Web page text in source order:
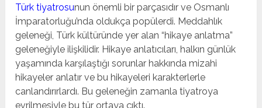
Türk tiyatrosunun önemli bir parçasıdır ve Osmanlı
İmparatorluğu’nda oldukça popülerdi. Meddahlık
geleneği, Türk kültüründe yer alan “hikaye anlatma”
geleneğiyle ilişkilidir. Hikaye anlatıcıları, halkın günlük
yaşamında karşılaştığı sorunlar hakkında mizahi
hikayeler anlatır ve bu hikayeleri karakterlerle
canlandırırlardı. Bu geleneğin zamanla tiyatroya
evrilmesiyle bu tür ortaya çıktı.